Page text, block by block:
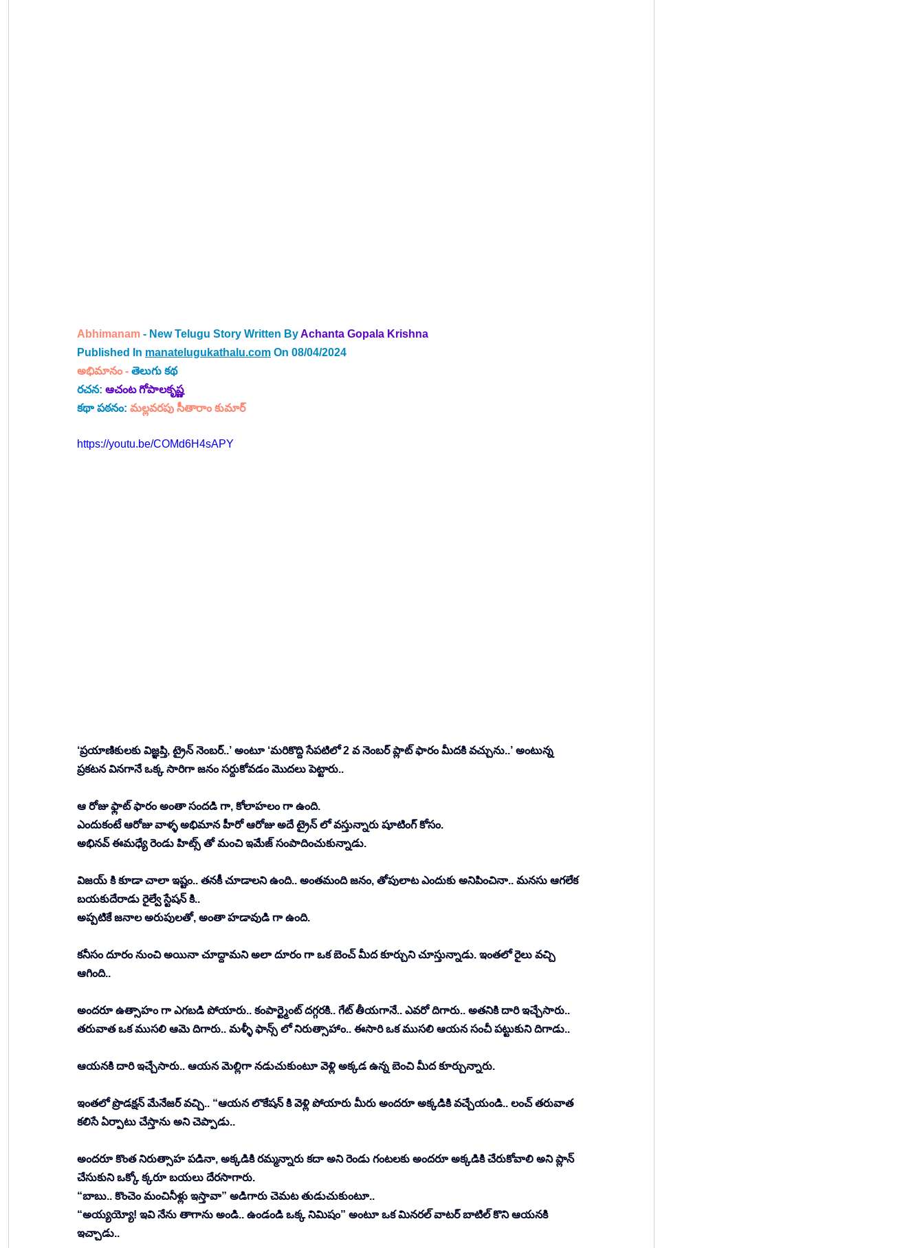
Abhimanam - New Telugu Story Written By Achanta Gopala Krishna
Published In manatelugukathalu.com On 08/04/2024
అభిమానం - తెలుగు కథ
రచన: ఆచంట గోపాలకృష్ణ
కథా పఠనం: మల్లవరపు సీతారాం కుమార్
https://youtu.be/COMd6H4sAPY
‘ప్రయాణికులకు విజ్ఞప్తి, ట్రైన్ నెంబర్..’ అంటూ ‘మరికొద్ది సేపటిలో 2 వ నెంబర్ ప్లాట్ ఫారం మీదకి వచ్చును..’ అంటున్న
ప్రకటన వినగానే ఒక్క సారిగా జనం సర్దుకోవడం మొదలు పెట్టారు..
ఆ రోజు ఫ్లాట్ ఫారం అంతా సందడి గా, కోలాహలం గా ఉంది.
ఎందుకంటే ఆరోజు వాళ్ళ అభిమాన హీరో ఆరోజు అదే ట్రైన్ లో వస్తున్నారు షూటింగ్ కోసం.
అభినవ్ ఈమధ్యే రెండు హిట్స్ తో మంచి ఇమేజ్ సంపాదించుకున్నాడు.
విజయ్ కి కూడా చాలా ఇష్టం.. తనకీ చూడాలని ఉంది.. అంతమంది జనం, తోపులాట ఎందుకు అనిపించినా.. మనసు ఆగలేక
బయకుదేరాడు రైల్వే స్టేషన్ కి..
అప్పటికే జనాల అరుపులతో, అంతా హడావుడి గా ఉంది.
కనీసం దూరం నుంచి అయినా చూద్దామని అలా దూరం గా ఒక బెంచ్ మీద కూర్చుని చూస్తున్నాడు. ఇంతలో రైలు వచ్చి
ఆగింది..
అందరూ ఉత్సాహం గా ఎగబడి పోయారు.. కంపార్ట్మెంట్ దగ్గరకి.. గేట్ తీయగానే.. ఎవరో దిగారు.. అతనికి దారి ఇచ్చేసారు..
తరువాత ఒక ముసలి ఆమె దిగారు.. మళ్ళీ ఫాన్స్ లో నిరుత్సాహాం.. ఈసారి ఒక ముసలి ఆయన సంచీ పట్టుకుని దిగాడు..
ఆయనకి దారి ఇచ్చేసారు.. ఆయన మెల్లిగా నడుచుకుంటూ వెళ్లి అక్కడ ఉన్న బెంచి మీద కూర్చున్నారు.
ఇంతలో ప్రొడక్షన్ మేనేజర్ వచ్చి.. “ఆయన లొకేషన్ కి వెళ్లి పోయారు మీరు అందరూ అక్కడికి వచ్చేయండి.. లంచ్ తరువాత
కలిసే ఏర్పాటు చేస్తాను అని చెప్పాడు..
అందరూ కొంత నిరుత్సాహ పడినా, అక్కడికి రమ్మన్నారు కదా అని రెండు గంటలకు అందరూ అక్కడికి చేరుకోవాలి అని ప్లాన్
చేసుకుని ఒక్కో క్కరూ బయలు దేరసాగారు.
“బాబు.. కొంచెం మంచినీళ్లు ఇస్తావా” అడిగారు చెమట తుడుచుకుంటూ..
“అయ్యయ్యో! ఇవి నేను తాగాను అండి.. ఉండండి ఒక్క నిమిషం” అంటూ ఒక మినరల్ వాటర్ బాటిల్ కొని ఆయనకి
ఇచ్చాడు..